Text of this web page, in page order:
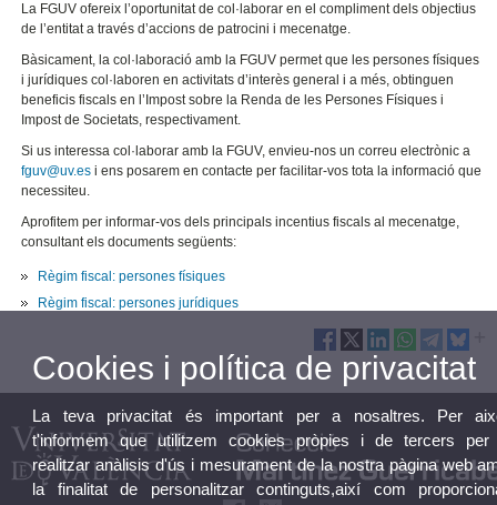
La FGUV ofereix l’oportunitat de col·laborar en el compliment dels objectius
de l’entitat a través d’accions de patrocini i mecenatge.
Bàsicament, la col·laboració amb la FGUV permet que les persones físiques
i jurídiques col·laboren en activitats d’interès general i a més, obtinguen
beneficis fiscals en l’Impost sobre la Renda de les Persones Físiques i
Impost de Societats, respectivament.
Si us interessa col·laborar amb la FGUV, envieu-nos un correu electrònic a
fguv@uv.es i ens posarem en contacte per facilitar-vos tota la informació que
necessiteu.
Aprofitem per informar-vos dels principals incentius fiscals al mecenatge,
consultant els documents següents:
Règim fiscal: persones físiques
Règim fiscal: persones jurídiques
Cookies i política de privacitat
La teva privacitat és important per a nosaltres. Per
t'informem que utilitzem cookies pròpies i de tercers
realitzar anàlisis d'ús i mesurament de la nostra pàgina web
la finalitat de personalitzar continguts,així com